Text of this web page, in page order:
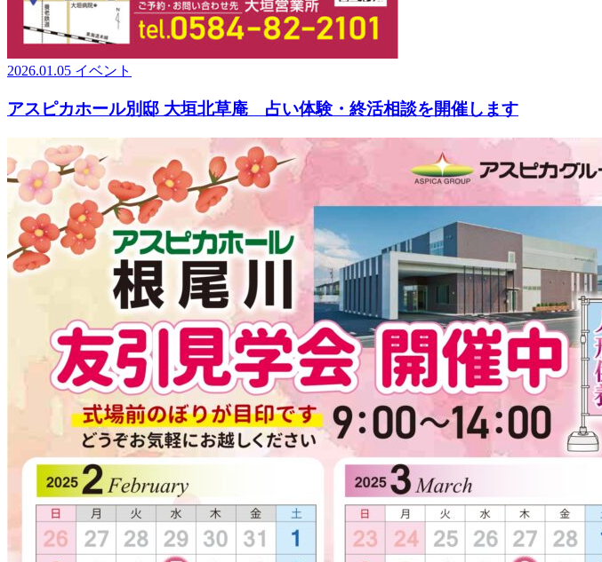
2026.01.05 イベント
アスピカホール別邸 大垣北草庵 占い体験・終活相談を開催します